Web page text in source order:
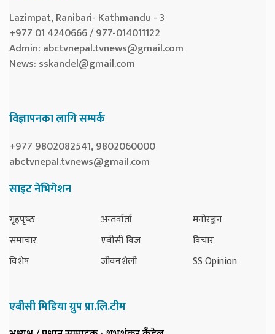
Lazimpat, Ranibari- Kathmandu - 3
+977 01 4240666 / 977-014011122
Admin: abctvnepal.tvnews@gmail.com
News: sskandel@gmail.com
विज्ञापनका लागि सम्पर्क
+977 9802082541, 9802060000
abctvnepal.tvnews@gmail.com
साइट नेभिगेशन
गृहपृष्‍ठ
समाचार
विशेष
अन्तर्वार्ता
एबीसी विज
जीवनशैली
मनोरञ्जन
विचार
SS Opinion
एबीसी मिडिया ग्रुप प्रा.लि.टीम